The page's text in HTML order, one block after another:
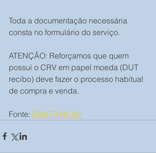
Toda a documentação necessária
consta no formulário do serviço.
ATENÇÃO: Reforçamos que quem
possui o CRV em papel moeda (DUT
recibo) deve fazer o processo habitual
de compra e venda.
Fonte: DENTRAN.RJ